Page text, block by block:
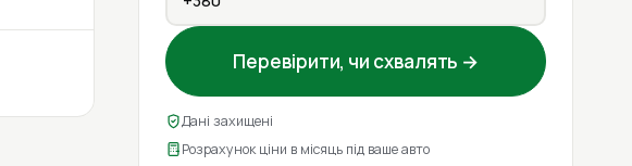
Перевірити, чи схвалять →
Дані захищені
Розрахунок ціни в місяць під ваше авто